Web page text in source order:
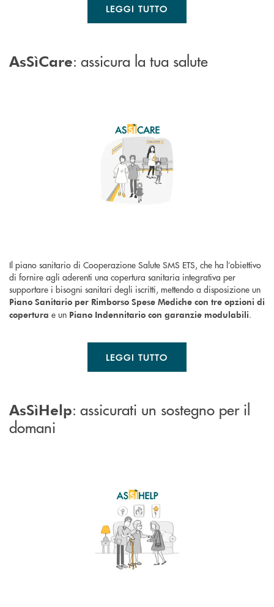
LEGGI TUTTO
AsSìCare: assicura la tua salute
Il piano sanitario di Cooperazione Salute SMS ETS, che ha l’obiettivo
di fornire agli aderenti una copertura sanitaria integrativa per
supportare i bisogni sanitari degli iscritti, mettendo a disposizione un
Piano Sanitario per Rimborso Spese Mediche con tre opzioni di
copertura e un Piano Indennitario con garanzie modulabili.
LEGGI TUTTO
AsSìHelp: assicurati un sostegno per il
domani